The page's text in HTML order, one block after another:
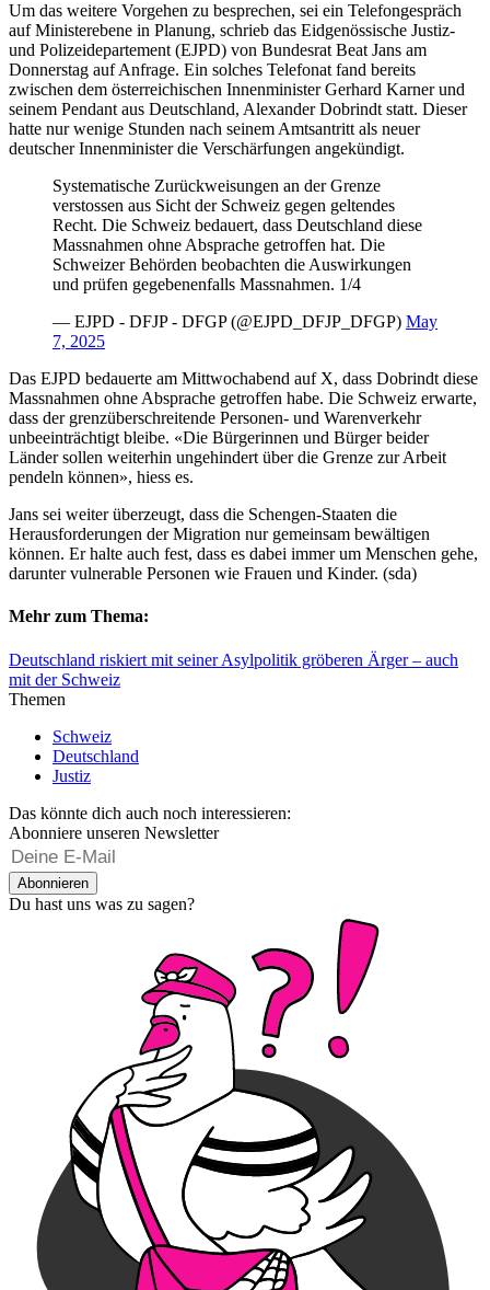
Um das weitere Vorgehen zu besprechen, sei ein Telefongespräch
auf Ministerebene in Planung, schrieb das Eidgenössische Justiz-
und Polizeidepartement (EJPD) von Bundesrat Beat Jans am
Donnerstag auf Anfrage. Ein solches Telefonat fand bereits
zwischen dem österreichischen Innenminister Gerhard Karner und
seinem Pendant aus Deutschland, Alexander Dobrindt statt. Dieser
hatte nur wenige Stunden nach seinem Amtsantritt als neuer
deutscher Innenminister die Verschärfungen angekündigt.
Systematische Zurückweisungen an der Grenze
verstossen aus Sicht der Schweiz gegen geltendes
Recht. Die Schweiz bedauert, dass Deutschland diese
Massnahmen ohne Absprache getroffen hat. Die
Schweizer Behörden beobachten die Auswirkungen
und prüfen gegebenenfalls Massnahmen. 1/4
— EJPD - DFJP - DFGP (@EJPD_DFJP_DFGP) May
7, 2025
Das EJPD bedauerte am Mittwochabend auf X, dass Dobrindt diese
Massnahmen ohne Absprache getroffen habe. Die Schweiz erwarte,
dass der grenzüberschreitende Personen- und Warenverkehr
unbeeinträchtigt bleibe. «Die Bürgerinnen und Bürger beider
Länder sollen weiterhin ungehindert über die Grenze zur Arbeit
pendeln können», hiess es.
Jans sei weiter überzeugt, dass die Schengen-Staaten die
Herausforderungen der Migration nur gemeinsam bewältigen
können. Er halte auch fest, dass es dabei immer um Menschen gehe,
darunter vulnerable Personen wie Frauen und Kinder. (sda)
Mehr zum Thema:
Deutschland riskiert mit seiner Asylpolitik gröberen Ärger – auch
mit der Schweiz
Themen
Schweiz
Deutschland
Justiz
Das könnte dich auch noch interessieren:
Abonniere unseren Newsletter
Abonnieren
Du hast uns was zu sagen?